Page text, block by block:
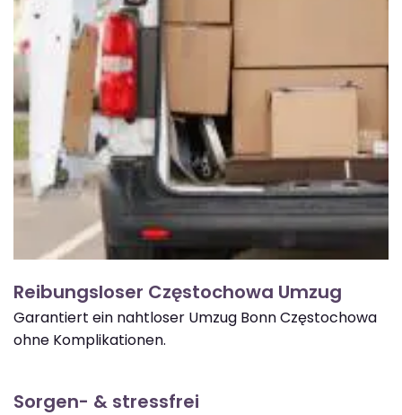
Reibungsloser Częstochowa Umzug
Garantiert ein nahtloser Umzug Bonn Częstochowa
ohne Komplikationen.
Sorgen- & stressfrei